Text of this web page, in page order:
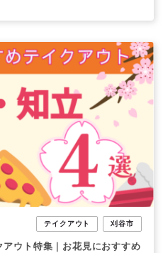
テイクアウト 刈谷市
アウト特集｜お花見におすすめ